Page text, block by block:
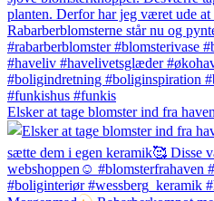
Elsker at tage blomster ind fra haven